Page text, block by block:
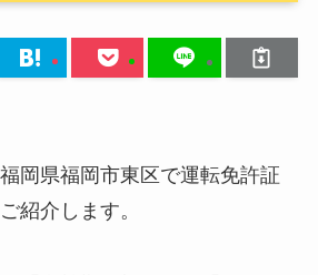
岡県福岡市東区で運転免許証
紹介します。